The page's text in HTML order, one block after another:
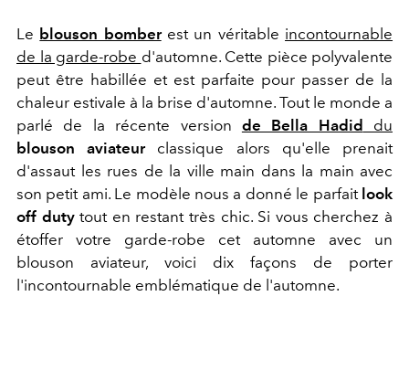
Le blouson bomberest un véritable incontournable
de la garde-robe d'automne. Cette pièce polyvalente
peut être habillée et est parfaite pour passer de la
chaleur estivale à la brise d'automne. Tout le monde a
parlé de la récente version de Bella Hadid
du
blouson aviateurclassique alors qu'elle prenait
d'assaut les rues de la ville main dans la main avec
son petit ami. Le modèle nous a donné le parfait look
off dutytout en restant très chic. Si vous cherchez à
étoffer votre garde-robe cet automne avec un
blouson aviateur, voici dix façons de porter
l'incontournable emblématique de l'automne.